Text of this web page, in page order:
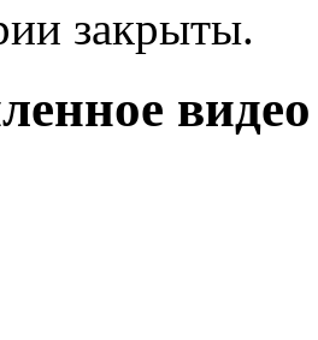
закрыты.
видео